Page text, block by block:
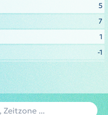
5
7
1
-1